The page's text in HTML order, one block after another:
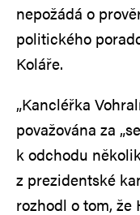
nepožádá o
politického
Koláře.
„Kancléřka
považována za
k odchodu
z prezidentské
rozhodl o tom,